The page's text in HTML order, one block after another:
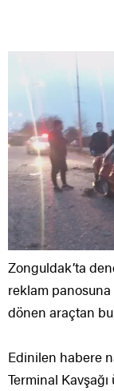
Zonguldak’ta
reklam
dönen araçtan
Edinilen habere
Terminal